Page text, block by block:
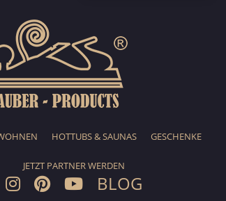
HOTTUBS & SAUNAS GESCHENKE
JETZT PARTNER WERDEN
BLOG